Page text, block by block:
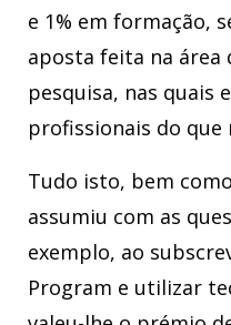
e 1% em formação,
aposta feita na área
pesquisa, nas quais
profissionais do que
Tudo isto, bem
assumiu com as
exemplo, ao
Program e utilizar